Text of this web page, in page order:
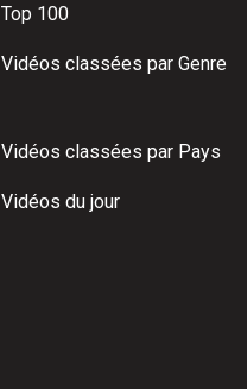
Top 100
Vidéos classées par Genre
Vidéos classées par Pays
Vidéos du jour